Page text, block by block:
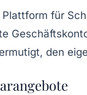
für
den